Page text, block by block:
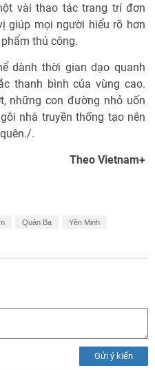
vài thao tác trang trí đơn
giúp mọi người hiểu rõ hơn
thủ công.
dành thời gian dạo quanh
thanh bình của vùng cao.
những con đường nhỏ uốn
nhà truyền thống tạo nên
.
Theo Vietnam+
Quản Bạ Yên Minh
Gửi ý kiến